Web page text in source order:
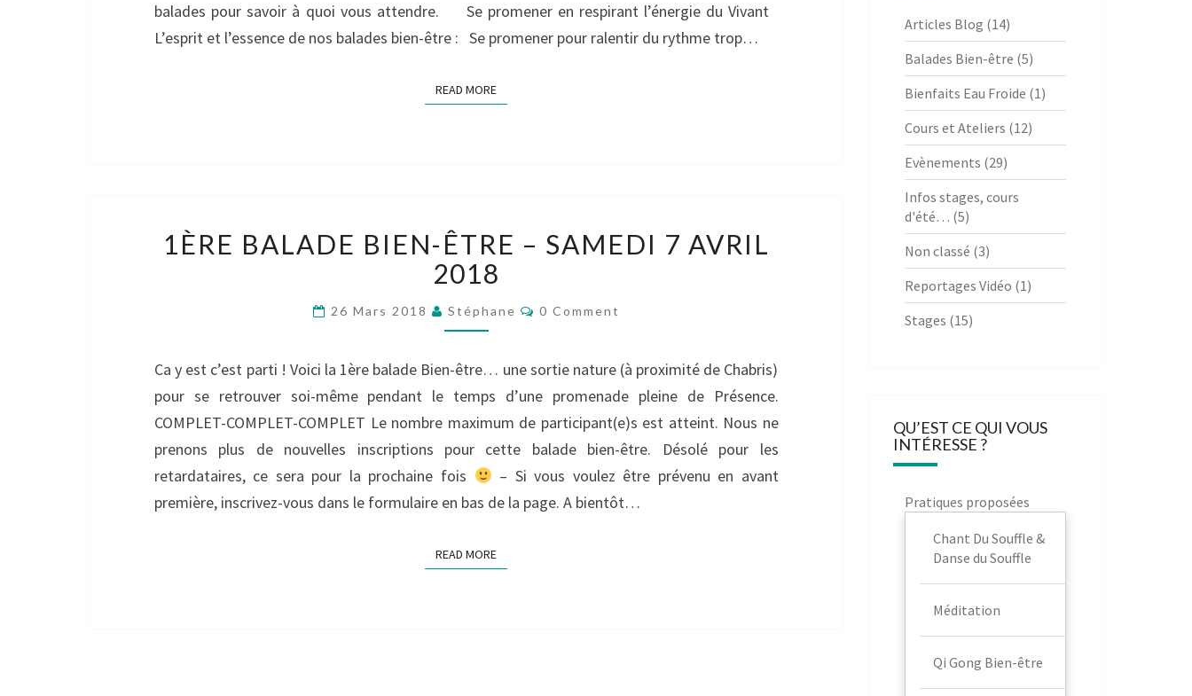
balades pour savoir à quoi vous attendre. Se promener en respirant l’énergie du Vivant
L’esprit et l’essence de nos balades bien-être : Se promener pour ralentir du rythme trop…
READ MOREREAD MORE
BALADE
BIEN-
ÊTRE
–
SAMEDI
AVRIL
2018
1ÈRE BALADE BIEN-ÊTRE – SAMEDI 7 AVRIL
2018
26 Mars 2018 Stéphane Comments
0 Comment
Ca y est c’est parti ! Voici la 1ère balade Bien-être… une sortie nature (à proximité de Chabris)
pour se retrouver soi-même pendant le temps d’une promenade pleine de Présence.
COMPLET-COMPLET-COMPLET Le nombre maximum de participant(e)s est atteint. Nous ne
prenons plus de nouvelles inscriptions pour cette balade bien-être. Désolé pour les
retardataires, ce sera pour la prochaine fois
– Si vous voulez être prévenu en avant
première, inscrivez-vous dans le formulaire en bas de la page. A bientôt…
READ MOREREAD MORE
Articles Blog (14)
Balades Bien-être (5)
Bienfaits Eau Froide (1)
Cours et Ateliers (12)
Evènements (29)
Infos stages, cours
d'été… (5)
Non classé (3)
Reportages Vidéo (1)
Stages (15)
QU’EST CE QUI VOUS
INTÉRESSE ?
Pratiques proposées
Chant Du Souffle &
Danse du Souffle
Méditation
Qi Gong Bien-être